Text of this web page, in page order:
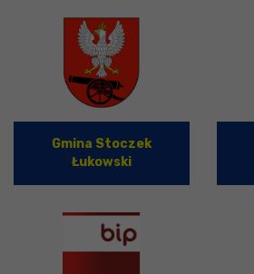
Gmina Stoczek
Łukowski